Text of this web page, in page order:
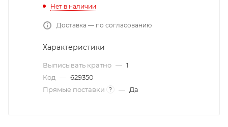
Нет в наличии
Доставка — по согласованию
Характеристики
Выписывать кратно — 1
Код — 629350
Прямые поставки
? — Да